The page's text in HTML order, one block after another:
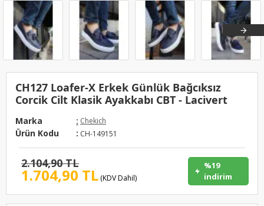
CH127 Loafer-X Erkek Günlük Bağcıksız
Corcik Cilt Klasik Ayakkabı CBT - Lacivert
Marka : Chekich
Ürün Kodu : CH-149151
1.704,90 TL (KDV Dahil)
2.104,90 TL
%19
indirim